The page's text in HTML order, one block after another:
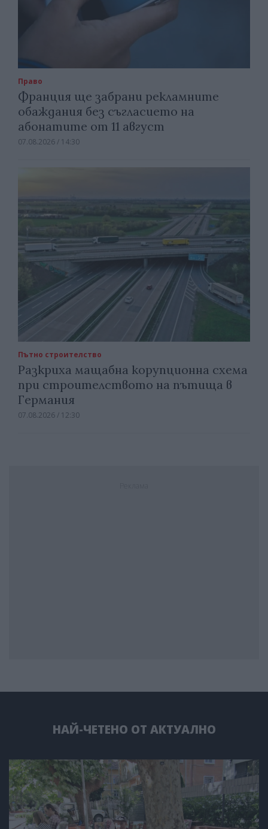
Право
Франция ще забрани рекламните
обаждания без съгласието на
абонатите от 11 август
07.08.2026 / 14:30
Пътно строителство
Разкриха мащабна корупционна схема
при строителството на пътища в
Германия
07.08.2026 / 12:30
НАЙ-ЧЕТЕНО ОТ АКТУАЛНО